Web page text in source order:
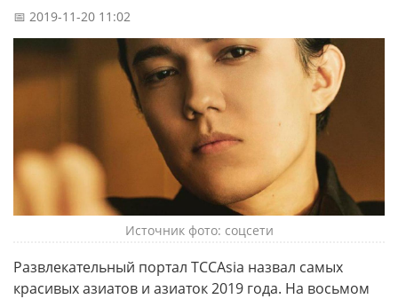
📅 2019-11-20 11:02
Источник фото: соцсети
Развлекательный портал TCCAsia назвал самых
красивых азиатов и азиаток 2019 года. На восьмом